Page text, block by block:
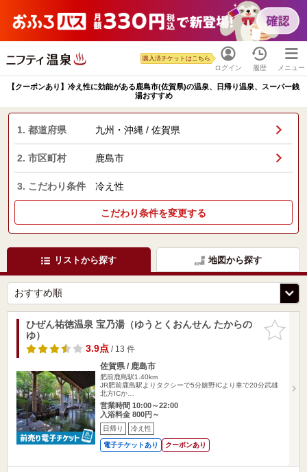
ログイン
購入済チケットはこちら
履歴 メニュー
【クーポンあり】冷え性に効能がある鹿島市(佐賀県)の温泉、日帰り温泉、スーパー銭
湯おすすめ
1. 都道府県 九州・沖縄 / 佐賀県
2. 市区町村 鹿島市
3. こだわり条件 冷え性
こだわり条件を変更する
リストから探す 地図から探す
お気に入
りに追加
ひぜん祐徳温泉 宝乃湯（ゆうとくおんせん たからの
ゆ）
3.9点/ 13 件
佐賀県 / 鹿島市
肥前鹿島駅1.40km
JR肥前鹿島駅よりタクシーで5分嬉野ICより車で20分武雄
北方ICか…
営業時間 10:00～22:00
入浴料金 800円～
日帰り 冷え性
電子チケットあり クーポンあり